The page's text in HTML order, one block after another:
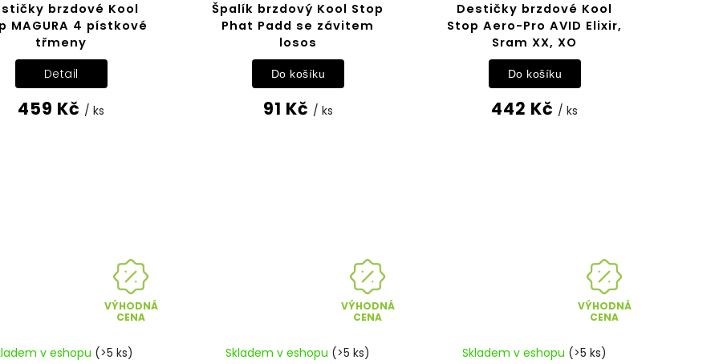
brzdové Kool
MAGURA 4 pístkové
třmeny
459 Kč / ks
Detail
Špalík brzdový Kool Stop
Phat Padd se závitem
losos
91 Kč / ks
Do košíku
Destičky brzdové Kool
Stop Aero-Pro AVID Elixir,
Sram XX, XO
442 Kč / ks
Do košíku
VÝHODNÁ
CENA
v eshopu (>5 ks)
VÝHODNÁ
CENA
Skladem v eshopu (>5 ks)
VÝHODNÁ
CENA
Skladem v eshopu (>5 ks)